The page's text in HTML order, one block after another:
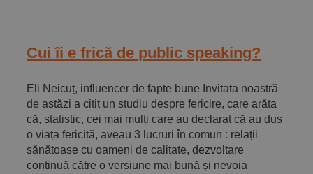
Cui îi e frică de public speaking?
Eli Neicuț, influencer de fapte bune Invitata noastră
de astăzi a citit un studiu despre fericire, care arăta
că, statistic, cei mai mulți care au declarat că au dus
o viața fericită, aveau 3 lucruri în comun : relații
sănătoase cu oameni de calitate, dezvoltare
continuă către o versiune mai bună și nevoia